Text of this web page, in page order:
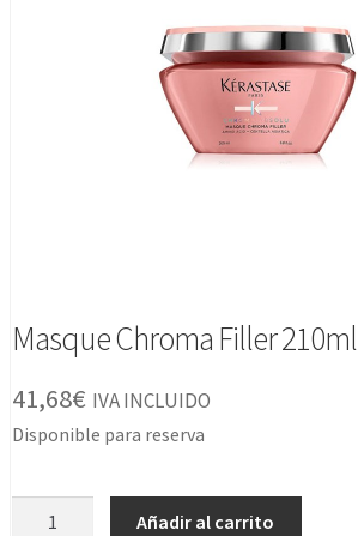
Masque Chroma Filler 210ml
41,68€ IVA INCLUIDO
Disponible para reserva
Añadir al carrito